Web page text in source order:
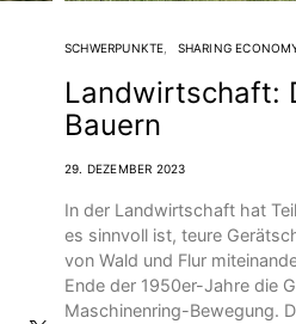
SCHWERPUNKTE SHARING
Landwirtschaft:
Bauern
29. DEZEMBER 2023
In der Landwirtschaft hat
es sinnvoll ist, teure
von Wald und Flur
Ende der 1950er-Jahre die
Maschinenring-Bewegung.